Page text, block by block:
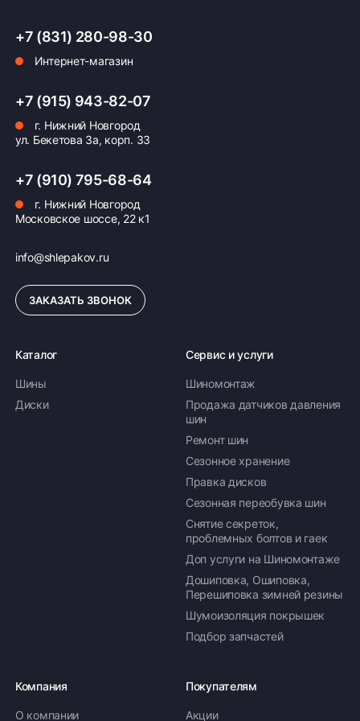
Оплата заказа
Возможна картой, наличными при получении,
формирование счёта для Юр.Лица
+7 (831) 280-98-30
Интернет-магазин
+7 (915) 943-82-07
г. Нижний Новгород
ул. Бекетова 3а, корп. 33
+7 (910) 795-68-64
г. Нижний Новгород
Московское шоссе, 22 к1
info@shlepakov.ru
ЗАКАЗАТЬ ЗВОНОК
Каталог
Шины
Диски
Сервис и услуги
Шиномонтаж
Продажа датчиков давления
шин
Ремонт шин
Сезонное хранение
Правка дисков
Сезонная переобувка шин
Снятие секреток,
проблемных болтов и гаек
Доп услуги на Шиномонтаже
Дошиповка, Ошиповка,
Перешиповка зимней резины
Шумоизоляция покрышек
Подбор запчастей
Компания
О компании
Покупателям
Акции